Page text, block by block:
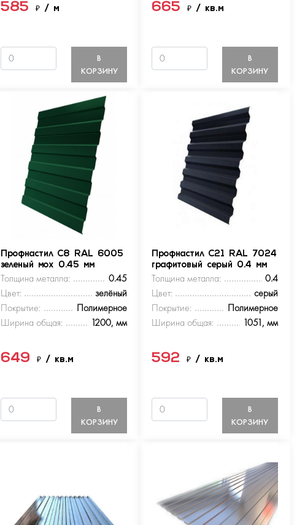
585₽/ м
В
КОРЗИНУ
665 ₽ / кв.м
В
КОРЗИНУ
Профнастил С8 RAL 6005
зеленый мох 0.45 мм
Толщина металла:
0.45
Цвет:
зелёный
Покрытие:
Полимерное
Ширина общая:
1200, мм
649₽/ кв.м
В
КОРЗИНУ
Профнастил С21 RAL 7024
графитовый серый 0.4 мм
Толщина металла:
0.4
Цвет:
серый
Покрытие:
Полимерное
Ширина общая:
1051, мм
592 ₽ / кв.м
В
КОРЗИНУ